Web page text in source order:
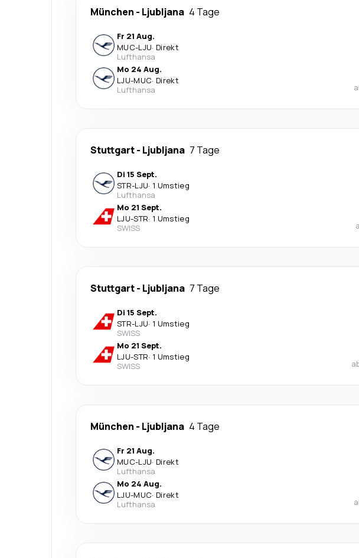
München - Ljubljana 4 Tage
Fr 21 Aug.
MUC-LJU· Direkt
Lufthansa
Mo 24 Aug.
LJU-MUC· Direkt
Lufthansa
Stuttgart- Ljubljana 7 Tage
Di 15 Sept.
STR-LJU· 1 Umstieg
Lufthansa
Mo 21 Sept.
LJU-STR· 1 Umstieg
SWISS
Stuttgart- Ljubljana 7 Tage
Di 15 Sept.
STR-LJU· 1 Umstieg
SWISS
Mo 21 Sept.
LJU-STR· 1 Umstieg
SWISS
München - Ljubljana 4 Tage
Fr 21 Aug.
MUC-LJU· Direkt
Lufthansa
Mo 24 Aug.
LJU-MUC· Direkt
Lufthansa